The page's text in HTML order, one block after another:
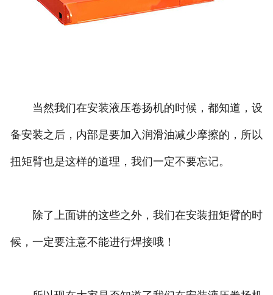
当然我们在安装液压卷扬机的时候，都知道，设
备安装之后，内部是要加入润滑油减少摩擦的，所以
扭矩臂也是这样的道理，我们一定不要忘记。
除了上面讲的这些之外，我们在安装扭矩臂的时
候，一定要注意不能进行焊接哦！